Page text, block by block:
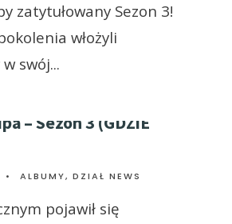
zatytułowany Sezon 3!
włożyli
swój...
– Sezon 3 (GDZIE
• ALBUMY, DZIAŁ NEWS
pojawił się